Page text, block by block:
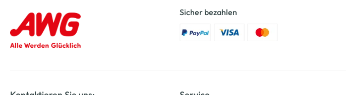
Sicher bezahlen